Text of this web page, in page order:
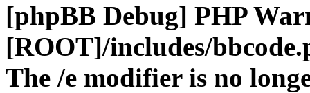
[phpBB Debug] PHP
[ROOT]/includes/
The /e modifier is no